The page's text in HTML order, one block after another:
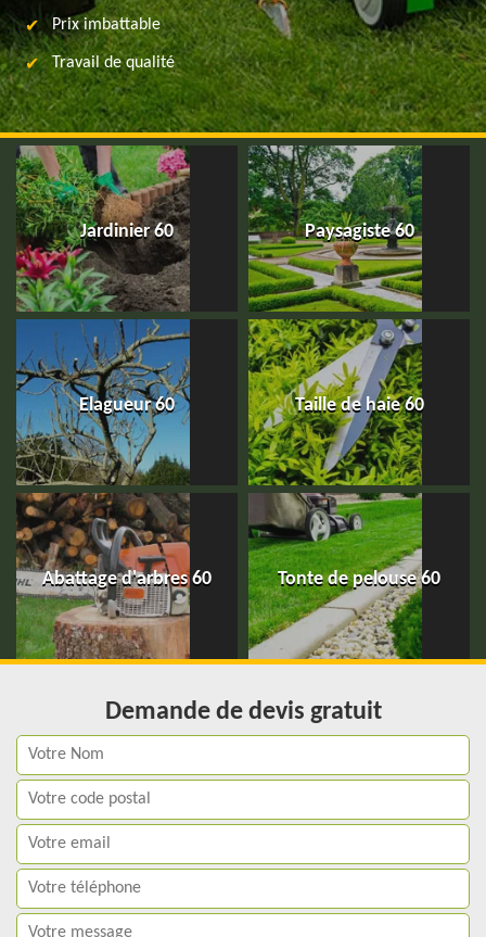
Prix imbattable
Travail de qualité
Jardinier 60 Paysagiste 60
Elagueur 60 Taille de haie 60
Abattage d'arbres 60 Tonte de pelouse 60
Demande de devis gratuit